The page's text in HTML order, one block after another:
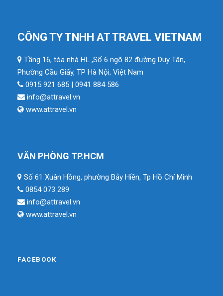
CÔNG TY TNHH AT TRAVEL VIETNAM
Tầng 16, tòa nhà HL ,Số 6 ngõ 82 đường Duy Tân,
Phường Cầu Giấy, TP Hà Nội, Việt Nam
0915 921 685 | 0941 884 586
info@attravel.vn
www.attravel.vn
VĂN PHÒNG TP.HCM
Số 61 Xuân Hồng, phường Bảy Hiền, Tp Hồ Chí Minh
0854 073 289
info@attravel.vn
www.attravel.vn
FACEBOOK